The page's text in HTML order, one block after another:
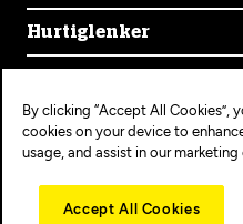
Om Mekonomen
Mekonomens historie
Jobb i Mekonomen
Bærekraft
Bli Mekonomen-verksted
Hurtiglenker
Finn verksted
Bestill time
Opprett konto
Kundeservice
Ofte stilte spørsmål
Mekonomen+
Personvern
Populære tjenester
Bilservice
EU-kontroll
Diagnose/Feilsøking
Copyright © 2025 MEKO
By clicking “Accept All Cookies”,
cookies on your device to
usage, and assist in our marketing
Accept All Cookies